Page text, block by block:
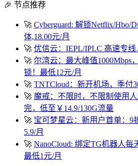
🎉 节点推荐
🚀 Cyberguard: 解锁Netflix/Hbo/
体,18.00元/月
🚀 优信云：IEPL/IPLC 高速专线
🚀 尔湾云：最大峰值1000Mbps
锁！最低12元/月
🚀 TNTCloud：新开机场，季付
🚀 魔戒：不限时，不限制使用
完，低至￥14.9/130G流量
🚀 宝可梦星云：新用户首单：9
5.9/月
🚀 NanoCloud: 绑定TG机器人
最低1元/月